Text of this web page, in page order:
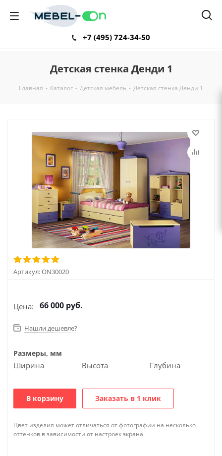
+7 (495) 724-34-50
Детская стенка Денди 1
Главная - Каталог - Детская мебель - Детская стенка Денди 1
Артикул:ON30020
Цена: 66 000 руб.
Нашли дешевле?
Размеры, мм
Ширина Высота Глубина
В корзину Заказать в 1 клик
Цвет изделия может отличаться от фотографии на несколько
оттенков в зависимости от настроек экрана.